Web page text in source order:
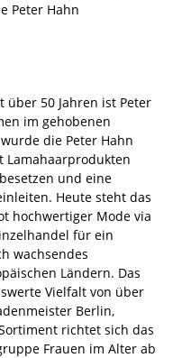
Peter Hahn
über 50 Jahren ist Peter
im gehobenen
die Peter Hahn
Lamahaarprodukten
und eine
Heute steht das
hochwertiger Mode via
für ein
wachsendes
Ländern. Das
Vielfalt von über
Berlin,
richtet sich das
Frauen im Alter ab